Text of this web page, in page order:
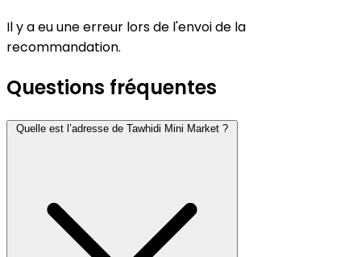
Il y a eu une erreur lors de l'envoi de la
recommandation.
Questions fréquentes
Quelle est l’adresse de Tawhidi Mini Market ?